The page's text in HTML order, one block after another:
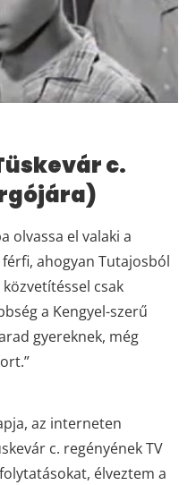
c.
olvassa el valaki a
ahogyan Tutajosból
csak
a Kengyel-szerű
gyereknek, még
az interneten
c. regényének TV
élveztem a